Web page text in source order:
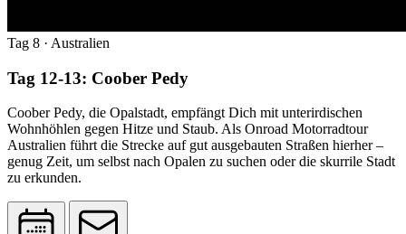
Tag 8 · Australien
Tag 12-13: Coober Pedy
Coober Pedy, die Opalstadt, empfängt Dich mit unterirdischen
Wohnhöhlen gegen Hitze und Staub. Als Onroad Motorradtour
Australien führt die Strecke auf gut ausgebauten Straßen hierher –
genug Zeit, um selbst nach Opalen zu suchen oder die skurrile Stadt
zu erkunden.